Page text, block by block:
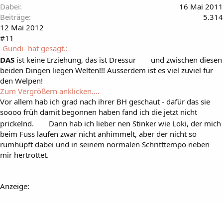
Dabei
16 Mai 2011
Beiträge
5.314
12 Mai 2012
#11
-Gundi- hat gesagt.:
DAS ist keine Erziehung, das ist Dressur
und zwischen diesen
beiden Dingen liegen Welten!!! Ausserdem ist es viel zuviel für
den Welpen!
Zum Vergrößern anklicken....
Vor allem hab ich grad nach ihrer BH geschaut - dafür das sie
soooo früh damit begonnen haben fand ich die jetzt nicht
prickelnd.
Dann hab ich lieber nen Stinker wie Loki, der mich
beim Fuss laufen zwar nicht anhimmelt, aber der nicht so
rumhüpft dabei und in seinem normalen Schritttempo neben
mir hertrottet.
Anzeige: